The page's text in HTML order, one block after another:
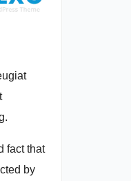
fact that
by